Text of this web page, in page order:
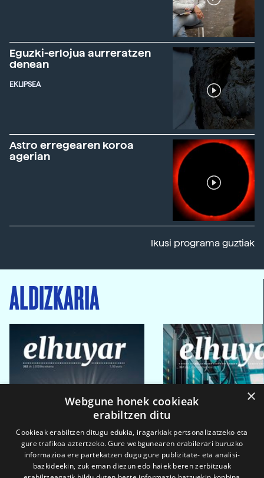
Eguzki-erlojua aurreratzen
denean
EKLIPSEA
Astro erregearen koroa
agerian
Ikusi programa guztiak
ALDIZKARIA
×
Webgune honek cookieak
erabiltzen ditu
Cookieak erabiltzen ditugu edukia, iragarkiak pertsonalizatzeko eta
gure trafikoa aztertzeko. Gure webgunearen erabilerari buruzko
informazioa ere partekatzen dugu gure publizitate- eta analisi-
bazkideekin, zuk eman diezun edo haiek beren zerbitzuak